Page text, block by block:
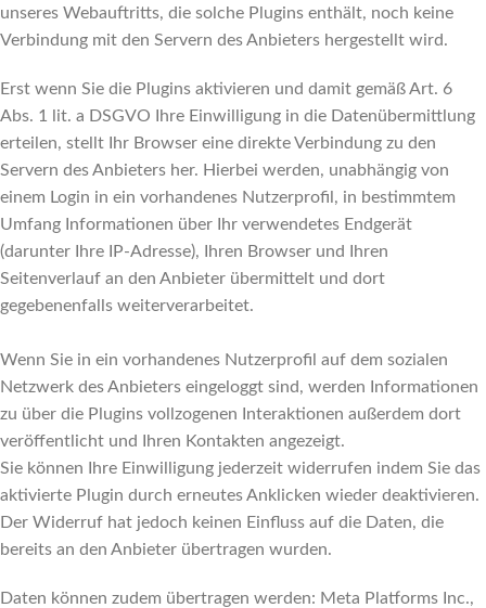
unseres Webauftritts, die solche Plugins enthält, noch keine
Verbindung mit den Servern des Anbieters hergestellt wird.
Erst wenn Sie die Plugins aktivieren und damit gemäß Art. 6
Abs. 1 lit. a DSGVO Ihre Einwilligung in die Datenübermittlung
erteilen, stellt Ihr Browser eine direkte Verbindung zu den
Servern des Anbieters her. Hierbei werden, unabhängig von
einem Login in ein vorhandenes Nutzerprofil, in bestimmtem
Umfang Informationen über Ihr verwendetes Endgerät
(darunter Ihre IP-Adresse), Ihren Browser und Ihren
Seitenverlauf an den Anbieter übermittelt und dort
gegebenenfalls weiterverarbeitet.
Wenn Sie in ein vorhandenes Nutzerprofil auf dem sozialen
Netzwerk des Anbieters eingeloggt sind, werden Informationen
zu über die Plugins vollzogenen Interaktionen außerdem dort
veröffentlicht und Ihren Kontakten angezeigt.
Sie können Ihre Einwilligung jederzeit widerrufen indem Sie das
aktivierte Plugin durch erneutes Anklicken wieder deaktivieren.
Der Widerruf hat jedoch keinen Einfluss auf die Daten, die
bereits an den Anbieter übertragen wurden.
Daten können zudem übertragen werden: Meta Platforms Inc.,